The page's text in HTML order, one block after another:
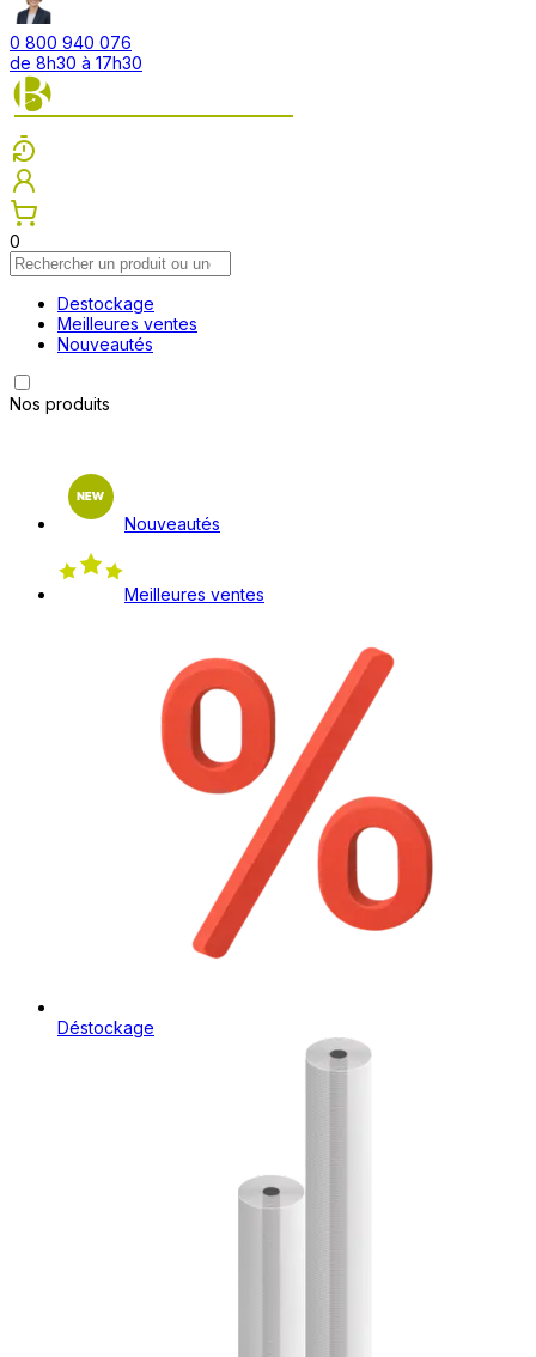
0 800 940 076
de 8h30 à 17h30
0
Destockage
Meilleures ventes
Nouveautés
Nos produits
Nouveautés
Meilleures ventes
Déstockage